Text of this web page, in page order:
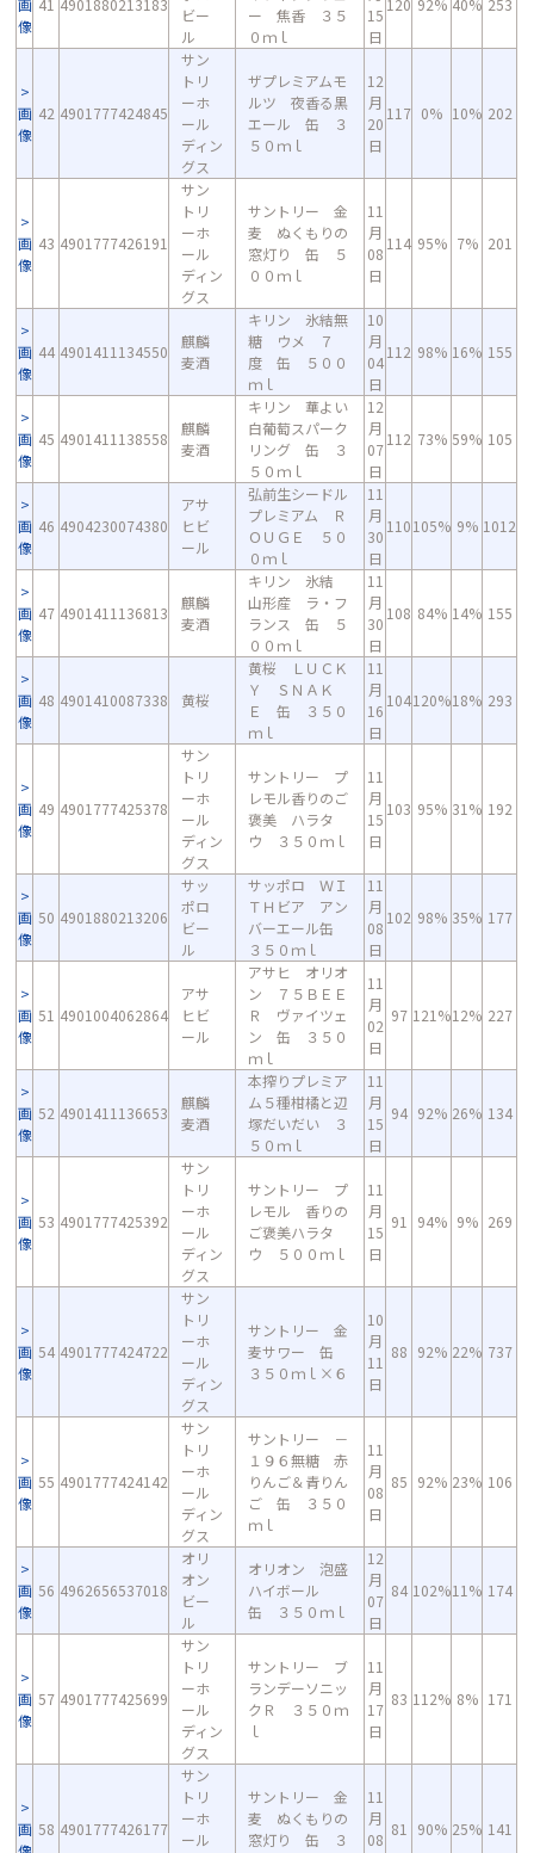
画
像
41 4901880213183
ビー
ル
ー 焦香 ３５
０ｍｌ
15
日
120 92% 40% 253
画
像
42 4901777424845
サン
トリ
ーホ
ール
ディン
グス
ザプレミアムモ
ルツ 夜香る黒
エール 缶 ３
５０ｍｌ
12
月
20
日
117 0% 10% 202
画
像
43 4901777426191
サン
トリ
ーホ
ール
ディン
グス
サントリー 金
麦 ぬくもりの
窓灯り 缶 ５
００ｍｌ
11
月
08
日
114 95% 7% 201
画
像
44 4901411134550
麒麟
麦酒
キリン 氷結無
糖 ウメ ７
度 缶 ５００
ｍｌ
10
月
04
日
112 98% 16% 155
画
像
45 4901411138558
麒麟
麦酒
キリン 華よい
白葡萄スパーク
リング 缶 ３
５０ｍｌ
12
月
07
日
112 73% 59% 105
画
像
46 4904230074380
アサ
ヒビ
ール
弘前生シードル
プレミアム Ｒ
ＯＵＧＥ ５０
０ｍｌ
11
月
30
日
110105% 9% 1012
画
像
47 4901411136813
麒麟
麦酒
キリン 氷結
山形産 ラ・フ
ランス 缶 ５
００ｍｌ
11
月
30
日
108 84% 14% 155
画
像
48 4901410087338 黄桜
黄桜 ＬＵＣＫ
Ｙ ＳＮＡＫ
Ｅ 缶 ３５０
ｍｌ
11
月
16
日
104120%18% 293
画
像
49 4901777425378
サン
トリ
ーホ
ール
ディン
グス
サントリー プ
レモル香りのご
褒美 ハラタ
ウ ３５０ｍｌ
11
月
15
日
103 95% 31% 192
画
像
50 4901880213206
サッ
ポロ
ビー
ル
サッポロ ＷＩ
ＴＨビア アン
バーエール缶
３５０ｍｌ
11
月
08
日
102 98% 35% 177
画
像
51 4901004062864
アサ
ヒビ
ール
アサヒ オリオ
ン ７５ＢＥＥ
Ｒ ヴァイツェ
ン 缶 ３５０
ｍｌ
11
月
02
日
97 121%12% 227
画
像
52 4901411136653
麒麟
麦酒
本搾りプレミア
ム５種柑橘と辺
塚だいだい ３
５０ｍｌ
11
月
15
日
94 92% 26% 134
画
像
53 4901777425392
サン
トリ
ーホ
ール
ディン
グス
サントリー プ
レモル 香りの
ご褒美ハラタ
ウ ５００ｍｌ
11
月
15
日
91 94% 9% 269
画
像
54 4901777424722
サン
トリ
ーホ
ール
ディン
グス
サントリー 金
麦サワー 缶
３５０ｍｌ×６
10
月
11
日
88 92% 22% 737
画
像
55 4901777424142
サン
トリ
ーホ
ール
ディン
グス
サントリー －
１９６無糖 赤
りんご＆青りん
ご 缶 ３５０
ｍｌ
11
月
08
日
85 92% 23% 106
画
像
56 4962656537018
オリ
オン
ビー
ル
オリオン 泡盛
ハイボール
缶 ３５０ｍｌ
12
月
07
日
84 102%11% 174
画
像
57 4901777425699
サン
トリ
ーホ
ール
ディン
グス
サントリー ブ
ランデーソニッ
クＲ ３５０ｍ
ｌ
11
月
17
日
83 112% 8% 171
画 58 4901777426177
サン
トリ
ーホ
ール
サントリー 金
麦 ぬくもりの
窓灯り 缶 ３
11
月
08
81 90% 25% 141